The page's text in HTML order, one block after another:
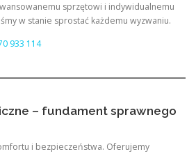
sprzętowi i indywidualnemu
w stanie sprostać każdemu wyzwaniu.
933 114
– fundament sprawnego
i bezpieczeństwa. Oferujemy